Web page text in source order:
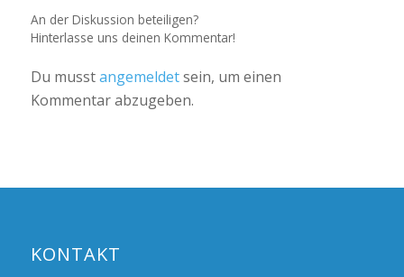
An der Diskussion beteiligen?
Hinterlasse uns deinen Kommentar!
Du musstangemeldetsein, um einen
Kommentar abzugeben.
KONTAKT